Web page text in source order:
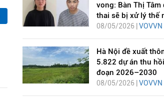
vong: Bàn Thị Tâm
thai sẽ bị xử lý thế
08/05/2026 | VOVVN
Hà Nội đề xuất
5.822 dự án thu
đoạn 2026–2030
08/05/2026 | VOVVN